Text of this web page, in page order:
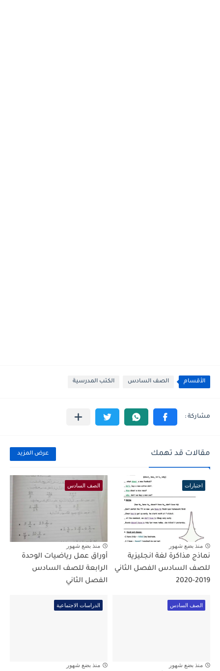
الأقسام الصف السادس الكتب المدرسية
مقالات قد تهمك عرض المزيد
اختبارات
منذ بضع شهور
نماذج مذاكرة لغة انجليزية
للصف السادس الفصل الثاني
2019-2020
الصف السادس
منذ بضع شهور
أوراق عمل رياضيات الوحدة
الرابعة للصف السادس
الفصل الثاني
الصف السادس
منذ بضع شهور
الدراسات الاجتماعية
منذ بضع شهور